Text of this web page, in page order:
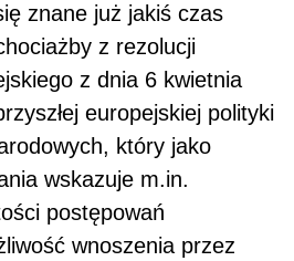
znane już jakiś czas
z rezolucji
z dnia 6 kwietnia
europejskiej polityki
który jako
wskazuje m.in.
postępowań
wnoszenia przez